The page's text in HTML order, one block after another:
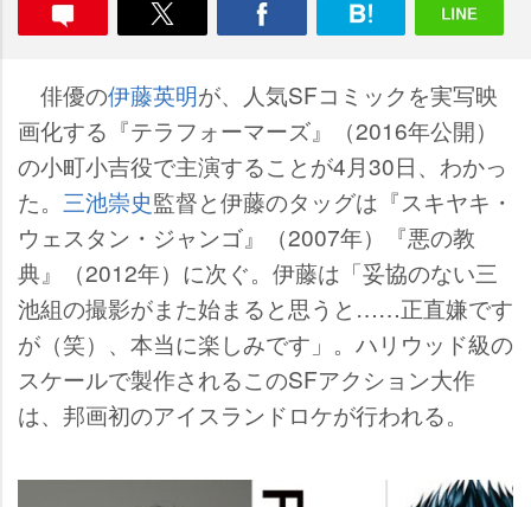
俳優の伊藤英明が、人気SFコミックを実写映
画化する『テラフォーマーズ』（2016年公開）
の小町小吉役で主演することが4月30日、わかっ
た。 三池崇史監督と伊藤のタッグは『スキヤキ・
ウェスタン・ジャンゴ』（2007年）『悪の教
典』（2012年）に次ぐ。伊藤は「妥協のない三
池組の撮影がまた始まると思うと……正直嫌です
が（笑）、本当に楽しみです」。ハリウッド級の
スケールで製作されるこのSFアクション大作
は、邦画初のアイスランドロケが行われる。